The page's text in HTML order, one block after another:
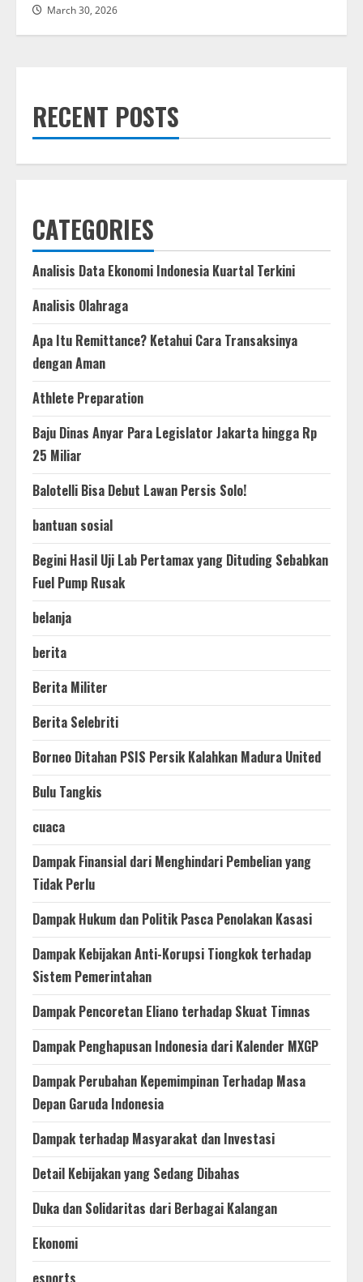
March 30, 2026
RECENT POSTS
CATEGORIES
Analisis Data Ekonomi Indonesia Kuartal Terkini
Analisis Olahraga
Apa Itu Remittance? Ketahui Cara Transaksinya
dengan Aman
Athlete Preparation
Baju Dinas Anyar Para Legislator Jakarta hingga Rp
25 Miliar
Balotelli Bisa Debut Lawan Persis Solo!
bantuan sosial
Begini Hasil Uji Lab Pertamax yang Dituding Sebabkan
Fuel Pump Rusak
belanja
berita
Berita Militer
Berita Selebriti
Borneo Ditahan PSIS Persik Kalahkan Madura United
Bulu Tangkis
cuaca
Dampak Finansial dari Menghindari Pembelian yang
Tidak Perlu
Dampak Hukum dan Politik Pasca Penolakan Kasasi
Dampak Kebijakan Anti-Korupsi Tiongkok terhadap
Sistem Pemerintahan
Dampak Pencoretan Eliano terhadap Skuat Timnas
Dampak Penghapusan Indonesia dari Kalender MXGP
Dampak Perubahan Kepemimpinan Terhadap Masa
Depan Garuda Indonesia
Dampak terhadap Masyarakat dan Investasi
Detail Kebijakan yang Sedang Dibahas
Duka dan Solidaritas dari Berbagai Kalangan
Ekonomi